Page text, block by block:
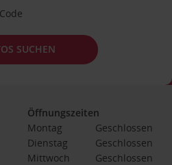
SUCHEN
Öffnungszeiten
Montag
Geschlossen
Dienstag
Geschlossen
Mittwoch
Geschlossen